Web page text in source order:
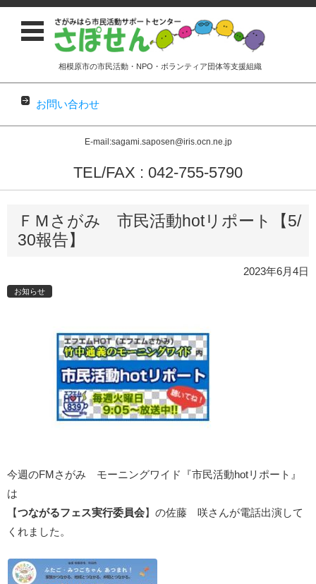
相模原市の市民活動・NPO・ボランティア団体等支援組織
お問い合わせ
E-mail:sagami.saposen@iris.ocn.ne.jp
TEL/FAX : 042-755-5790
コンテンツに移動
ＦＭさがみ 市民活動hotリポート【5/
30報告】
2023年6月4日
お知らせ
今週のFMさがみ モーニングワイド『市民活動hotリポート』
は
【つながるフェス実行委員会】の佐藤 咲さんが電話出演して
くれました。